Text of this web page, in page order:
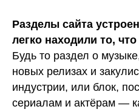
Разделы сайта
легко находили то,
Будь то раздел о
новых релизах и
индустрии, или блок,
сериалам и актёрам —